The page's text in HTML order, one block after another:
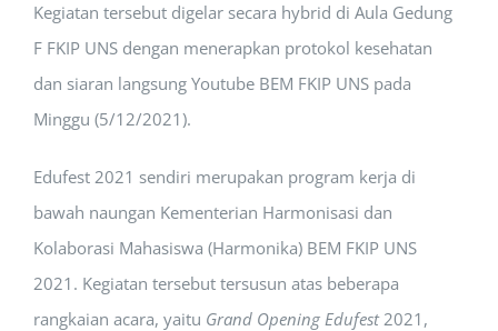
Kegiatan tersebut digelar secara hybrid di Aula Gedung
F FKIP UNS dengan menerapkan protokol kesehatan
dan siaran langsung Youtube BEM FKIP UNS pada
Minggu (5/12/2021).
Edufest 2021 sendiri merupakan program kerja di
bawah naungan Kementerian Harmonisasi dan
Kolaborasi Mahasiswa (Harmonika) BEM FKIP UNS
2021. Kegiatan tersebut tersusun atas beberapa
rangkaian acara, yaitu Grand Opening Edufest2021,